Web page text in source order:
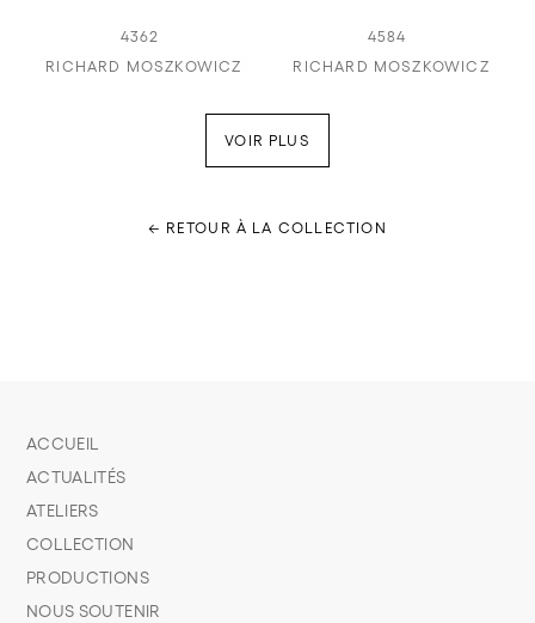
4362
RICHARD MOSZKOWICZ
4584
RICHARD MOSZKOWICZ
VOIR PLUS
← RETOUR À LA COLLECTION
ACCUEIL
ACTUALITÉS
ATELIERS
COLLECTION
PRODUCTIONS
NOUS SOUTENIR